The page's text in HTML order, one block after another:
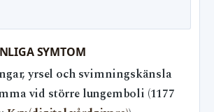
SYMTOM
yrsel och svimningskänsla
vid större lungemboli (1177